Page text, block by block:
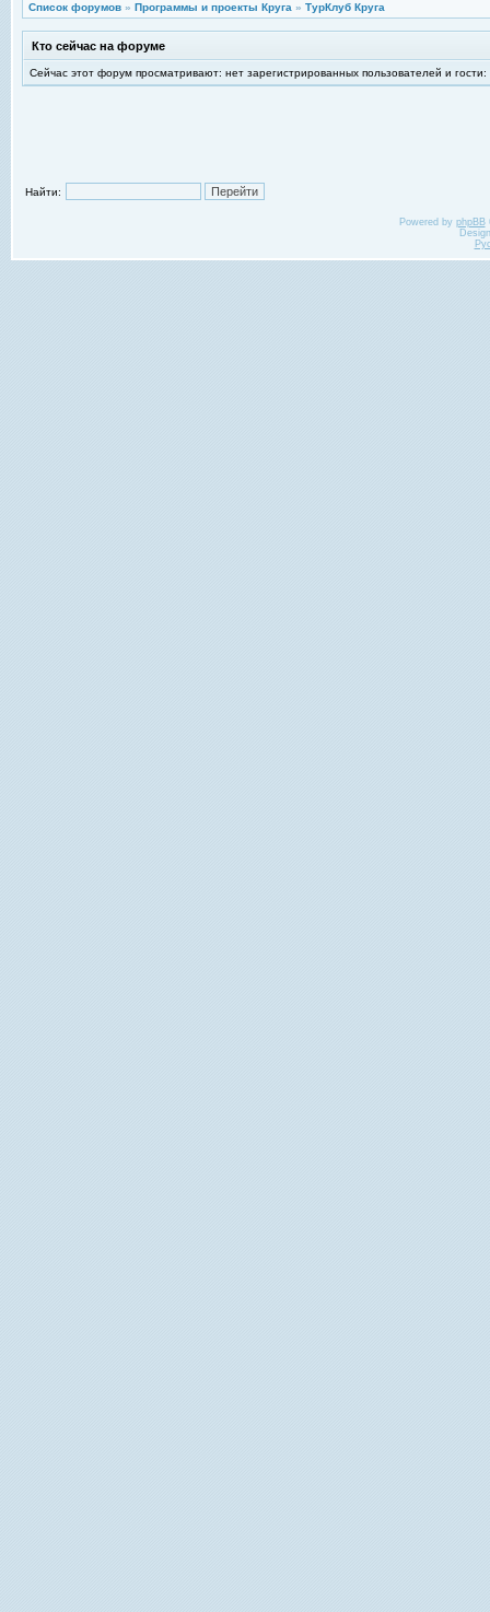
Список форумов » Программы и проекты Круга » ТурКлуб Круга
Кто сейчас на форуме
Сейчас этот форум просматривают: нет зарегистрированных пользователей и гости:
Найти:
Powered by phpBB